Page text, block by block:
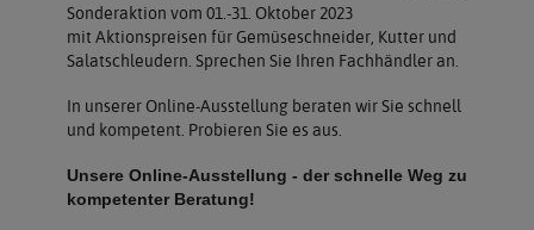
Sonderaktion vom 01.-31. Oktober 2023
mit Aktionspreisen für Gemüseschneider, Kutter und
Salatschleudern. Sprechen Sie Ihren Fachhändler an.
In unserer Online-Ausstellung beraten wir Sie schnell
und kompetent. Probieren Sie es aus.
Unsere Online-Ausstellung - der schnelle Weg zu
kompetenter Beratung!